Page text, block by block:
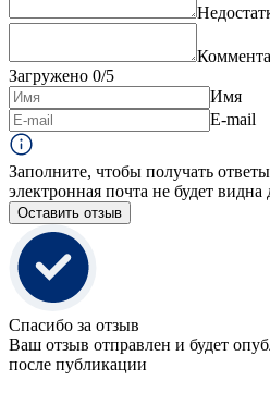
Загружено 0/5
Имя
E-mail
Заполните, чтобы получать
электронная почта не будет
Оставить отзыв
Спасибо за отзыв
Ваш отзыв отправлен и будет
после публикации